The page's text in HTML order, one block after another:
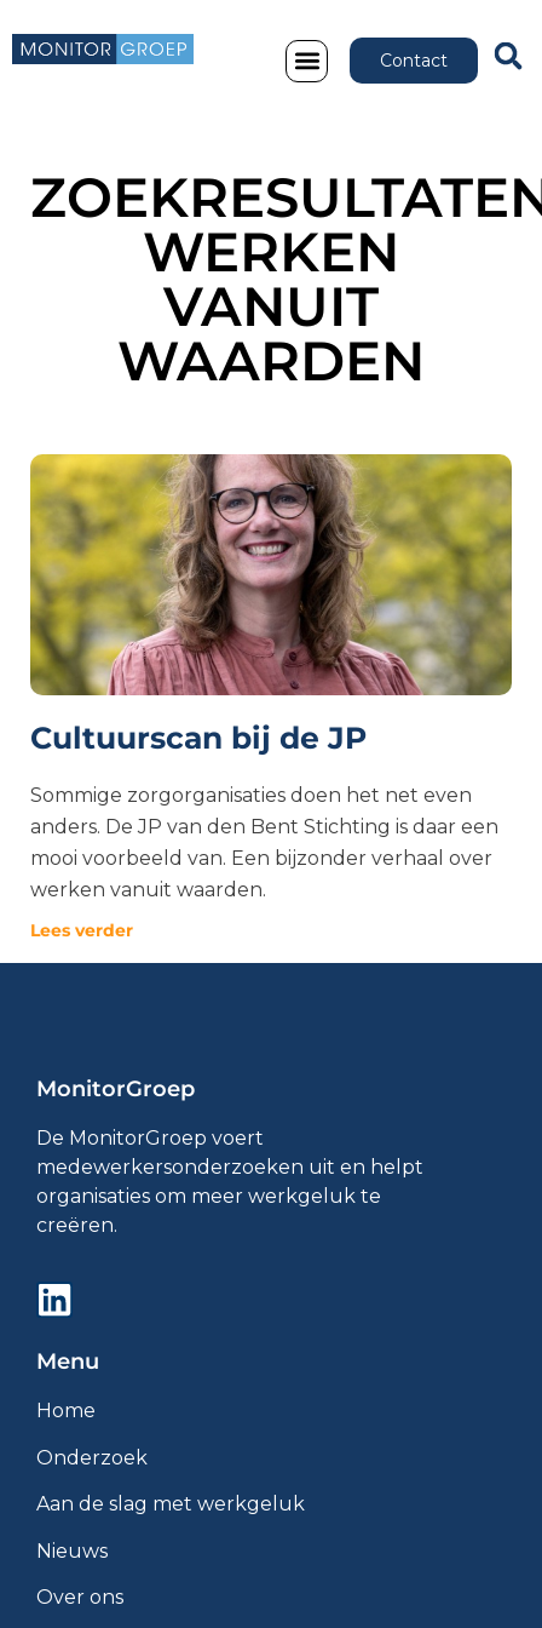
Contact
WERKEN
VANUIT
WAARDEN
Cultuurscan bij de JP
Sommige zorgorganisaties doen het net even
anders. De JP van den Bent Stichting is daar een
mooi voorbeeld van. Een bijzonder verhaal over
werken vanuit waarden.
Lees verder
MonitorGroep
De MonitorGroep voert
medewerkersonderzoeken uit en helpt
organisaties om meer werkgeluk te
creëren.
Menu
Home
Onderzoek
Aan de slag met werkgeluk
Nieuws
Over ons